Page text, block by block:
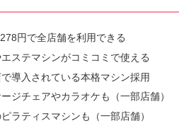
円で全店舗を利用できる
ステマシンがコミコミで使える
導入されている本格マシン採用
ジチェアやカラオケも（一部店舗）
ラティスマシンも（一部店舗）